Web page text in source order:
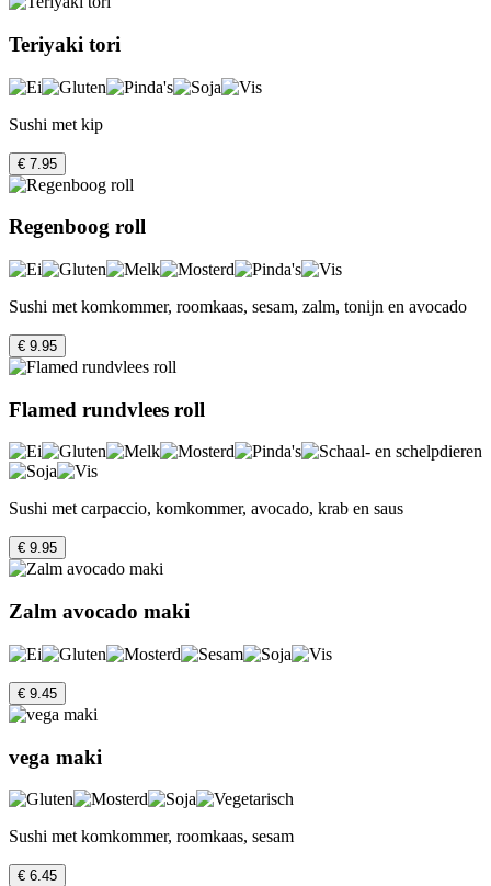
Teriyaki tori
Sushi met kip
€ 7.95
Regenboog roll
Sushi met komkommer, roomkaas, sesam, zalm, tonijn en avocado
€ 9.95
Flamed rundvlees roll
Sushi met carpaccio, komkommer, avocado, krab en saus
€ 9.95
Zalm avocado maki
€ 9.45
vega maki
Sushi met komkommer, roomkaas, sesam
€ 6.45